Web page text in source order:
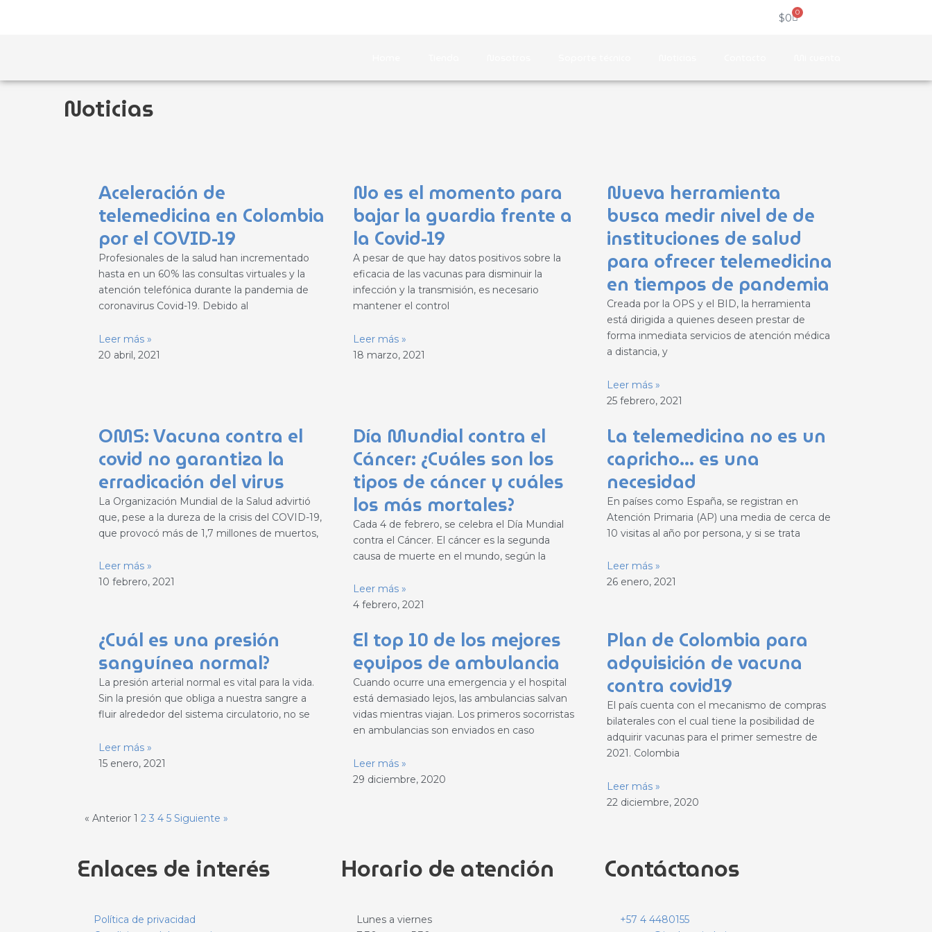
$0 0Carrito
Noticias
Aceleración de
telemedicina en Colombia
por el COVID-19
Profesionales de la salud han incrementado
hasta en un 60% las consultas virtuales y la
atención telefónica durante la pandemia de
coronavirus Covid-19. Debido al
Leer más »
20 abril, 2021
No es el momento para
bajar la guardia frente a
la Covid-19
A pesar de que hay datos positivos sobre la
eficacia de las vacunas para disminuir la
infección y la transmisión, es necesario
mantener el control
Leer más »
18 marzo, 2021
Nueva herramienta
busca medir nivel de de
instituciones de salud
para ofrecer telemedicina
en tiempos de pandemia
Creada por la OPS y el BID, la herramienta
está dirigida a quienes deseen prestar de
forma inmediata servicios de atención médica
a distancia, y
Leer más »
25 febrero, 2021
OMS: Vacuna contra el
covid no garantiza la
erradicación del virus
La Organización Mundial de la Salud advirtió
que, pese a la dureza de la crisis del COVID-19,
que provocó más de 1,7 millones de muertos,
Leer más »
10 febrero, 2021
Día Mundial contra el
Cáncer: ¿Cuáles son los
tipos de cáncer y cuáles
los más mortales?
Cada 4 de febrero, se celebra el Día Mundial
contra el Cáncer. El cáncer es la segunda
causa de muerte en el mundo, según la
Leer más »
4 febrero, 2021
La telemedicina no es un
capricho… es una
necesidad
En países como España, se registran en
Atención Primaria (AP) una media de cerca de
10 visitas al año por persona, y si se trata
Leer más »
26 enero, 2021
¿Cuál es una presión
sanguínea normal?
La presión arterial normal es vital para la vida.
Sin la presión que obliga a nuestra sangre a
fluir alrededor del sistema circulatorio, no se
Leer más »
15 enero, 2021
El top 10 de los mejores
equipos de ambulancia
Cuando ocurre una emergencia y el hospital
está demasiado lejos, las ambulancias salvan
vidas mientras viajan. Los primeros socorristas
en ambulancias son enviados en caso
Leer más »
29 diciembre, 2020
Plan de Colombia para
adquisición de vacuna
contra covid19
El país cuenta con el mecanismo de compras
bilaterales con el cual tiene la posibilidad de
adquirir vacunas para el primer semestre de
2021. Colombia
Leer más »
22 diciembre, 2020
« Anterior 1 2 3 4 5 Siguiente »
Enlaces de interés
Política de privacidad
Horario de atención
Lunes a viernes
Contáctanos
+57 4 4480155